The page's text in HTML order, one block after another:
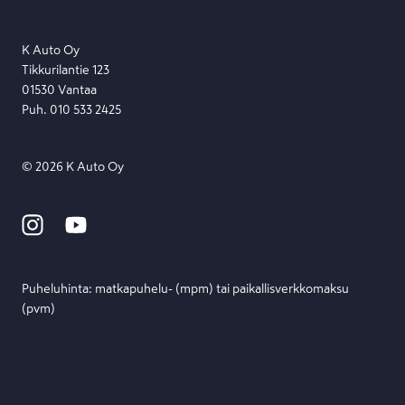
K Auto Oy
Tikkurilantie 123
01530 Vantaa
Puh. 010 533 2425
© 2026 K Auto Oy
Puheluhinta: matka­puhelu- (mpm) tai paikallis­verkko­maksu
(pvm)